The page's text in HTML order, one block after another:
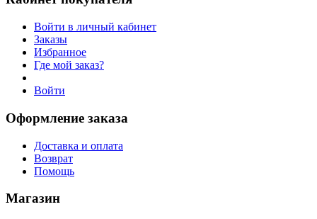
Войти в личный кабинет
Заказы
Избранное
Где мой заказ?
Войти
Оформление заказа
Доставка и оплата
Возврат
Помощь
Магазин